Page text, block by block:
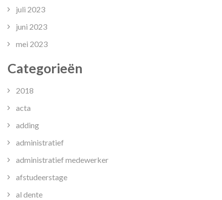
juli 2023
juni 2023
mei 2023
Categorieën
2018
acta
adding
administratief
administratief medewerker
afstudeerstage
al dente